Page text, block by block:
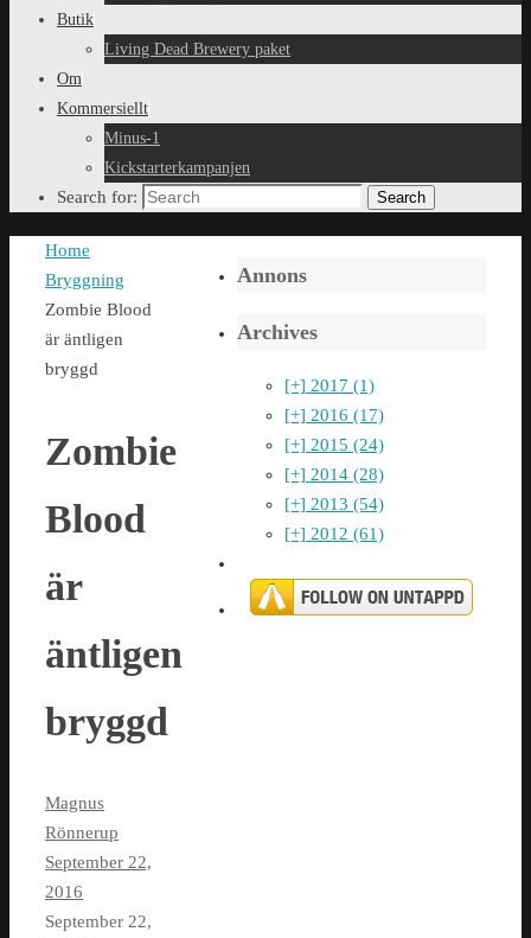
Butik
Living Dead Brewery paket
Om
Kommersiellt
Minus-1
Kickstarterkampanjen
Search for: Search
Home
Bryggning
Zombie Blood
är äntligen
bryggd
Zombie
Blood
är
äntligen
bryggd
Magnus
Rönnerup
September 22,
2016
September 22,
Annons
Archives
[+] 2017 (1)
[+] 2016 (17)
[+] 2015 (24)
[+] 2014 (28)
[+] 2013 (54)
[+] 2012 (61)